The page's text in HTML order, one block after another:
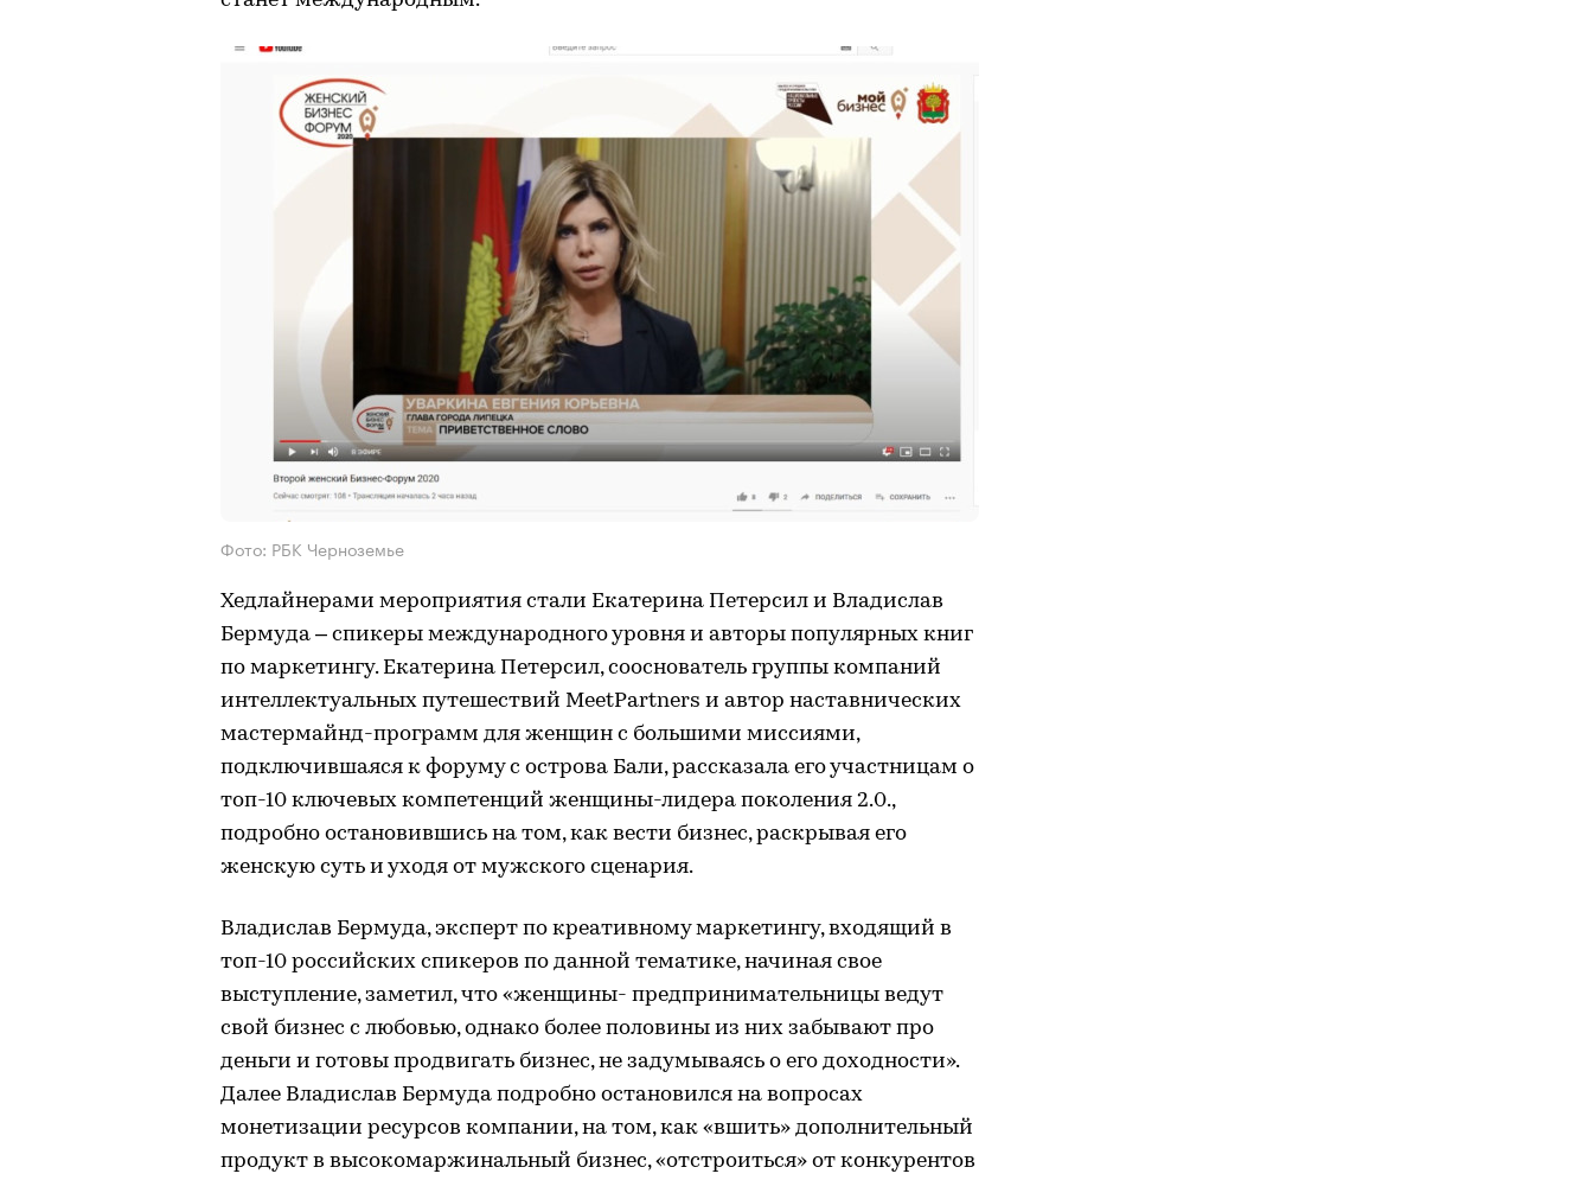
Фото: РБК Черноземье
Хедлайнерами мероприятия стали Екатерина Петерсил и Владислав
Бермуда – спикеры международного уровня и авторы популярных книг
по маркетингу. Екатерина Петерсил, сооснователь группы компаний
интеллектуальных путешествий MeetPartners и автор наставнических
мастермайнд-программ для женщин с большими миссиями,
подключившаяся к форуму с острова Бали, рассказала его участницам о
топ-10 ключевых компетенций женщины-лидера поколения 2.0.,
подробно остановившись на том, как вести бизнес, раскрывая его
женскую суть и уходя от мужского сценария.
Владислав Бермуда, эксперт по креативному маркетингу, входящий в
топ-10 российских спикеров по данной тематике, начиная свое
выступление, заметил, что «женщины- предпринимательницы ведут
свой бизнес с любовью, однако более половины из них забывают про
деньги и готовы продвигать бизнес, не задумываясь о его доходности».
Далее Владислав Бермуда подробно остановился на вопросах
монетизации ресурсов компании, на том, как «вшить» дополнительный
продукт в высокомаржинальный бизнес, «отстроиться» от конкурентов